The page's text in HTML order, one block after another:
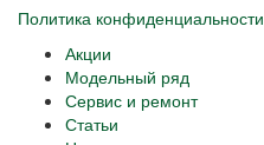
Политика конфиденциальности
Акции
Модельный ряд
Сервис и ремонт
Статьи